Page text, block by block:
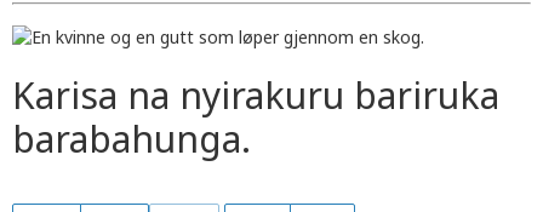
Karisa na nyirakuru bariruka
barabahunga.